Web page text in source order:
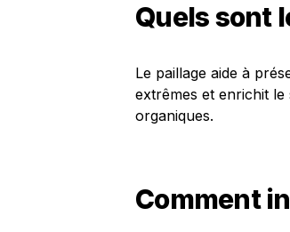
Quels sont
Le paillage aide à
extrêmes et enrichit
organiques.
Comment